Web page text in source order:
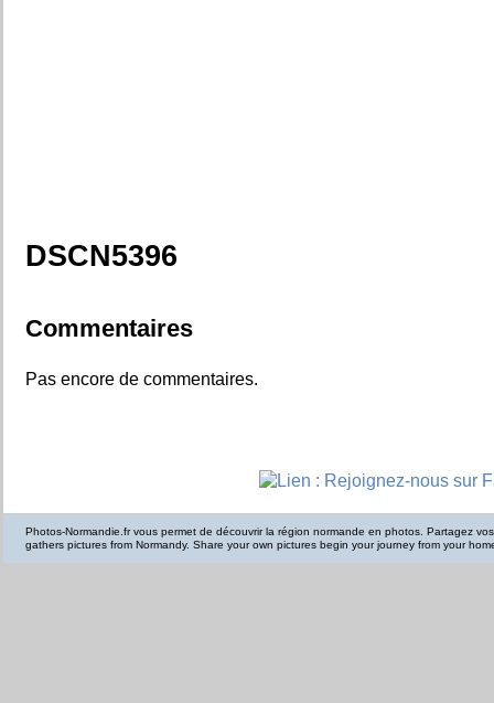
DSCN5396
Commentaires
Pas encore de commentaires.
Photos-Normandie.fr vous permet de découvrir la région normande en photos. Partagez
gathers pictures from Normandy. Share your own pictures begin your journey from your